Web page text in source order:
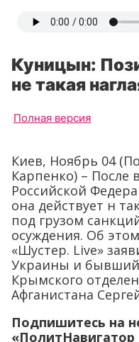
Куницын:
не такая
Полная версия
Киев, Ноябрь 04
Карпенко) – После
Российской
она действует н
под грузом
осуждения. Об
«Шустер. Live»
Украины и бывший
Крымского
Афганистана
Подпишитесь на
«ПолитНавигатор